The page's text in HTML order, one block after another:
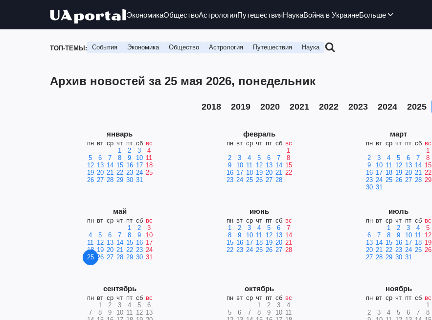
ЭкономикаОбществоАстрологияПутешествияНаукаВойна в УкраинеБольше
ТОП-ТЕМЫ: События Экономика Общество Астрология Путешествия Наука
Архив новостей за 25 мая 2026, понедельник
2018 2019 2020 2021 2022 2023 2024 2025
январь
пн вт ср чт пт сб вс
1
2 3
4
5
6 7 8 9 10 11
12 13 14 15 16 17 18
19 20 21 22 23 24 25
26 27 28 29 30 31
февраль
пн вт ср чт пт сб вс
1
2
3 4 5 6 7
8
9
10 11 12 13 14 15
16 17 18 19 20 21 22
23 24 25 26 27 28
март
пн вт ср чт пт сб вс
1
2
3 4 5 6 7
8
9
10 11 12 13 14 15
16 17 18 19 20 21 22
23 24 25 26 27 28 29
30 31
май
пн вт ср чт пт сб вс
1
2
3
4
5 6 7 8 9
10
11 12 13 14 15 16 17
18 19 20 21 22 23 24
25 26 27 28 29 30 31
июнь
пн вт ср чт пт сб вс
1
2 3 4 5 6
7
8
9 10 11 12 13 14
15 16 17 18 19 20 21
22 23 24 25 26 27 28
июль
пн вт ср чт пт сб вс
1
2 3 4
5
6
7 8 9 10 11 12
13 14 15 16 17 18 19
20 21 22 23 24 25 26
27 28 29 30 31
сентябрь
пн вт ср чт пт сб вс
1
2 3 4 5
6
7
8 9 10 11 12 13
октябрь
пн вт ср чт пт сб вс
1
2 3
4
5
6 7 8 9 10 11
ноябрь
пн вт ср чт пт сб вс
1
2
3 4 5 6 7
8